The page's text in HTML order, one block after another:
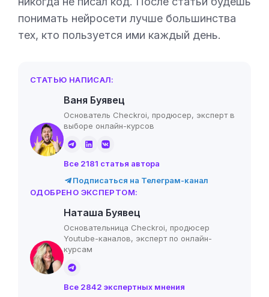
понимать нейросети лучше большинства
тех, кто пользуется ими каждый день.
СТАТЬЮ НАПИСАЛ:
Ваня Буявец
Основатель Checkroi, продюсер, эксперт в
выборе онлайн-курсов
Все 2181 статья автора
Подписаться на Телеграм-канал
ОДОБРЕНО ЭКСПЕРТОМ:
Наташа Буявец
Основательница Checkroi, продюсер
Youtube-каналов, эксперт по онлайн-
курсам
Все 2842 экспертных мнения